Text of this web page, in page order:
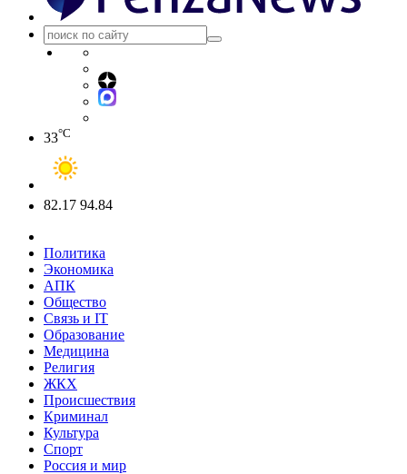
33°C
82.17 94.84
Политика
Экономика
АПК
Общество
Связь и IT
Образование
Медицина
Религия
ЖКХ
Происшествия
Криминал
Культура
Спорт
Россия и мир